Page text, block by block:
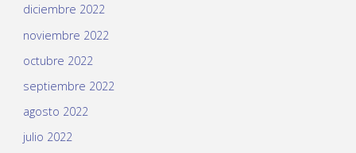
diciembre 2022
noviembre 2022
octubre 2022
septiembre 2022
agosto 2022
julio 2022